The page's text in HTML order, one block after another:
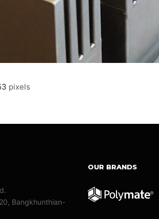
pixels
Bangkhunthian-
OUR BRANDS